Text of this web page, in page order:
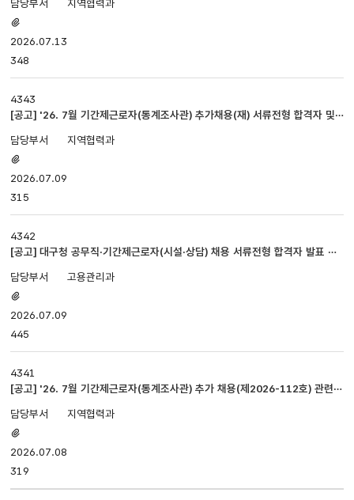
지역협력과
있음
2026.07.13
348
4343
[공고] '26. 7월 기간제근로자(통계조사관) 추가채용(재) 서류전형 합격자 및
지역협력과
있음
2026.07.09
315
4342
[공고] 대구청 공무직·기간제근로자(시설·상담) 채용 서류전형 합격자 발표 및
고용관리과
있음
2026.07.09
445
4341
[공고] '26. 7월 기간제근로자(통계조사관) 추가 채용(제2026-112호) 관련
지역협력과
있음
2026.07.08
319